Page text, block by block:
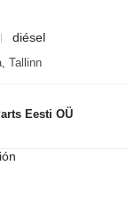
diésel
Tallinn
Eesti OÜ